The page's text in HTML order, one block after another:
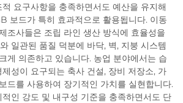
요구사항을 충족하면서도 예산을 유지해
보드가 특히 효과적으로 활용됩니다. 이동
조사들은 조립 라인 생산 방식에 효율성을
일관된 품질 덕분에 바닥, 벽, 지붕 시스템
게 의존하고 있습니다. 농업 분야에서는 습
성이 요구되는 축사 건설, 장비 저장소, 가
드를 사용하여 장기적인 가치를 실현합니다.
인 강도 및 내구성 기준을 충족하면서도 단